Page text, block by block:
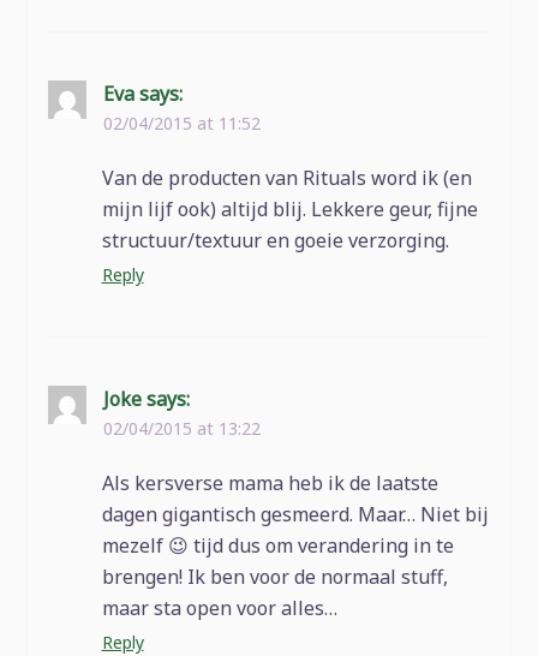
Eva says:
02/04/2015 at 11:52
Van de producten van Rituals word ik (en
mijn lijf ook) altijd blij. Lekkere geur, fijne
structuur/textuur en goeie verzorging.
Reply
Joke says:
02/04/2015 at 13:22
Als kersverse mama heb ik de laatste
dagen gigantisch gesmeerd. Maar… Niet bij
mezelf 😉 tijd dus om verandering in te
brengen! Ik ben voor de normaal stuff,
maar sta open voor alles…
Reply